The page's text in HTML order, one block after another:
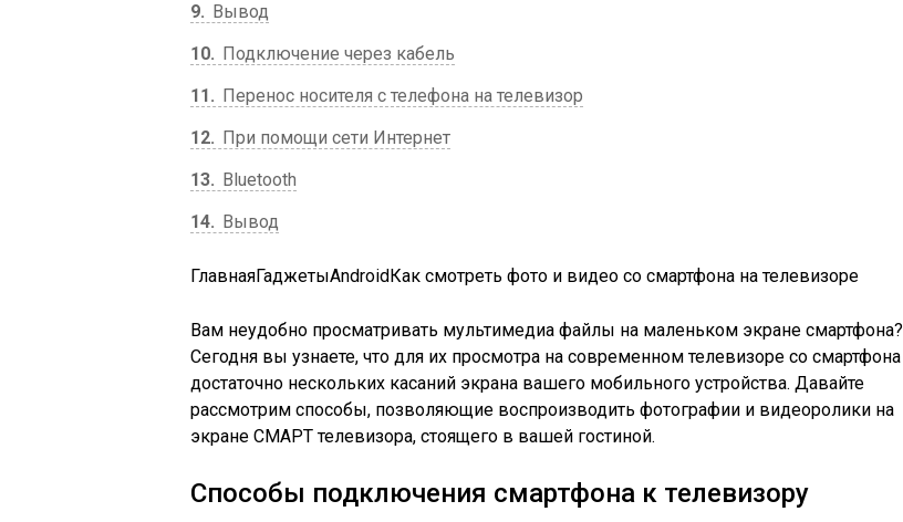
9
Вывод
10
Подключение через кабель
11
Перенос носителя с телефона на телевизор
12
При помощи сети Интернет
13
Bluetooth
14
Вывод
ГлавнаяГаджетыAndroidКак смотреть фото и видео со смартфона на телевизоре
Вам неудобно просматривать мультимедиа файлы на маленьком экране смартфона?
Сегодня вы узнаете, что для их просмотра на современном телевизоре со смартфона
достаточно нескольких касаний экрана вашего мобильного устройства. Давайте
рассмотрим способы, позволяющие воспроизводить фотографии и видеоролики на
экране СМАРТ телевизора, стоящего в вашей гостиной.
Способы подключения смартфона к телевизору